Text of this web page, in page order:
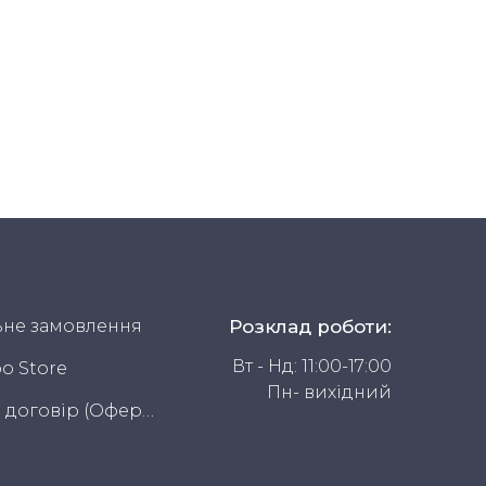
замовлення
Store
Публічний договір (Оферта)
Розклад роботи:
Вт - Нд: 11:00-17:00
Пн- вихідний